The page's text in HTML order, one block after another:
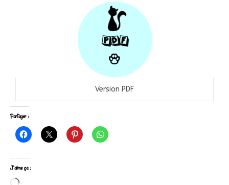
Version PDF
Partager :
J’aime ça :